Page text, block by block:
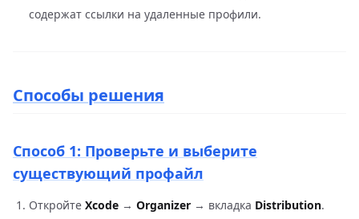
содержат ссылки на удаленные профили.
Способы решения
Способ 1: Проверьте и выберите
существующий профайл
Откройте Xcode → Organizer → вкладка Distribution.